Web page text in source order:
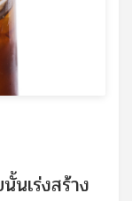
นเร่งสร้าง